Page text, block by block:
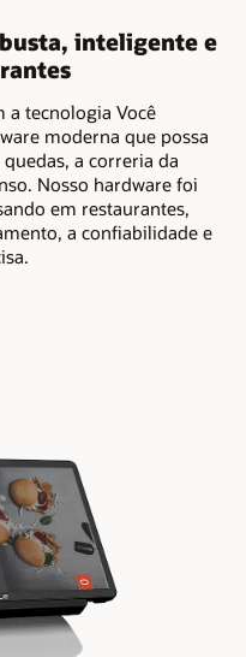
inteligente e
a tecnologia Você
moderna que possa
a correria da
Nosso hardware foi
em restaurantes,
a confiabilidade e